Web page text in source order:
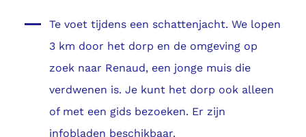
Te voet tijdens een schattenjacht. We lopen
3 km door het dorp en de omgeving op
zoek naar Renaud, een jonge muis die
verdwenen is. Je kunt het dorp ook alleen
of met een gids bezoeken. Er zijn
infobladen beschikbaar.